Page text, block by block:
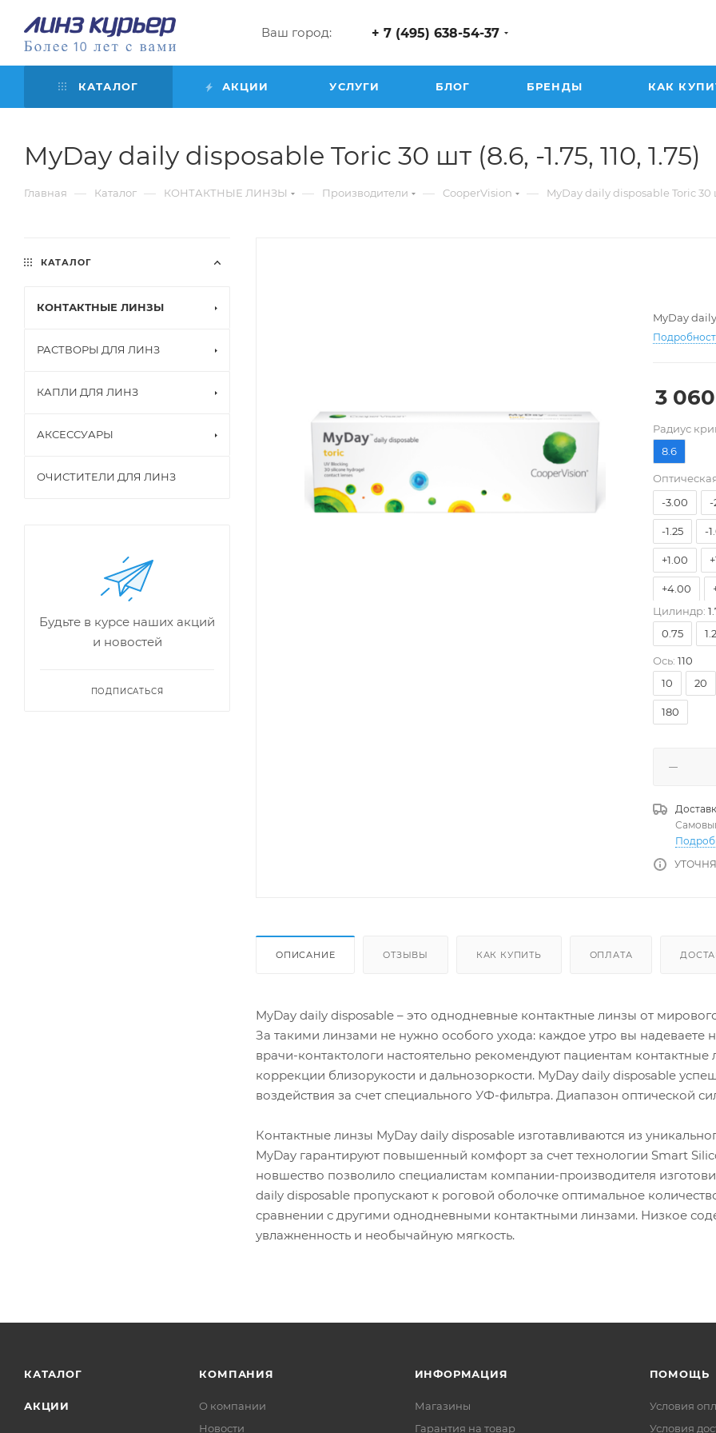
Ваш город: + 7 (495) 638-54-37
КАТАЛОГ АКЦИИ УСЛУГИ БЛОГ БРЕНДЫ КАК
MyDay daily disposable Toric 30 шт (8.6, -1.75, 110, 1.75)
Главная — Каталог — КОНТАКТНЫЕ ЛИНЗЫ — Производители — CooperVision — MyDay daily disposable Toric 30
MyDay
3 060
Pадиус
8.6-7.00
-3.00 -
-1.25 -
+1.00
+4.00
Цилиндр:
0.75
Ось: 110
10
20
180
ОПИСАНИЕ ОТЗЫВЫ КАК КУПИТЬ ОПЛАТА
MyDay daily disposable – это однодневные контактные линзы от
За такими линзами не нужно особого ухода: каждое утро вы надеваете
врачи-контактологи настоятельно рекомендуют пациентам
коррекции близорукости и дальнозоркости. MyDay daily disposable
воздействия за счет специального УФ-фильтра. Диапазон оптической
Контактные линзы MyDay daily disposable изготавливаются из
MyDay гарантируют повышенный комфорт за счет технологии Smart
новшество позволило специалистам компании-производителя
daily disposable пропускают к роговой оболочке оптимальное
сравнении с другими однодневными контактными линзами. Низкое
увлажненность и необычайную мягкость.
КАТАЛОГ
КОНТАКТНЫЕ ЛИНЗЫ
РАСТВОРЫ ДЛЯ ЛИНЗ
КАПЛИ ДЛЯ ЛИНЗ
АКСЕССУАРЫ
ОЧИСТИТЕЛИ ДЛЯ ЛИНЗ
Будьте в курсе наших акций
и новостей
ПОДПИСАТЬСЯ
КАТАЛОГ
АКЦИИ
КОМПАНИЯ
О компании
Новости
ИНФОРМАЦИЯ
Магазины
Гарантия на товар
ПОМОЩЬ
Условия
Условия